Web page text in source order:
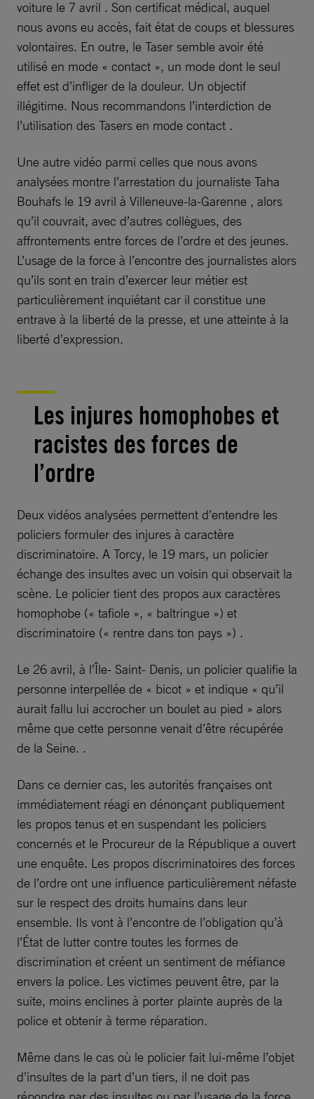
voiture le 7 avril . Son certificat médical, auquel
nous avons eu accès, fait état de coups et blessures
volontaires. En outre, le Taser semble avoir été
utilisé en mode « contact », un mode dont le seul
effet est d’infliger de la douleur. Un objectif
illégitime. Nous recommandons l’interdiction de
l’utilisation des Tasers en mode contact .
Une autre vidéo parmi celles que nous avons
analysées montre l’arrestation du journaliste Taha
Bouhafs le 19 avril à Villeneuve-la-Garenne , alors
qu’il couvrait, avec d’autres collègues, des
affrontements entre forces de l’ordre et des jeunes.
L’usage de la force à l’encontre des journalistes alors
qu’ils sont en train d’exercer leur métier est
particulièrement inquiétant car il constitue une
entrave à la liberté de la presse, et une atteinte à la
liberté d’expression.
Les injures homophobes et
racistes des forces de
l’ordre
Deux vidéos analysées permettent d’entendre les
policiers formuler des injures à caractère
discriminatoire. A Torcy, le 19 mars, un policier
échange des insultes avec un voisin qui observait la
scène. Le policier tient des propos aux caractères
homophobe (« tafiole », « baltringue ») et
discriminatoire (« rentre dans ton pays ») .
Le 26 avril, à l’Île- Saint- Denis, un policier qualifie la
personne interpellée de « bicot » et indique « qu’il
aurait fallu lui accrocher un boulet au pied » alors
même que cette personne venait d’être récupérée
de la Seine. .
Dans ce dernier cas, les autorités françaises ont
immédiatement réagi en dénonçant publiquement
les propos tenus et en suspendant les policiers
concernés et le Procureur de la République a ouvert
une enquête. Les propos discriminatoires des forces
de l’ordre ont une influence particulièrement néfaste
sur le respect des droits humains dans leur
ensemble. Ils vont à l’encontre de l’obligation qu’à
l’État de lutter contre toutes les formes de
discrimination et créent un sentiment de méfiance
envers la police. Les victimes peuvent être, par la
suite, moins enclines à porter plainte auprès de la
police et obtenir à terme réparation.
Même dans le cas où le policier fait lui-même l’objet
d’insultes de la part d’un tiers, il ne doit pas